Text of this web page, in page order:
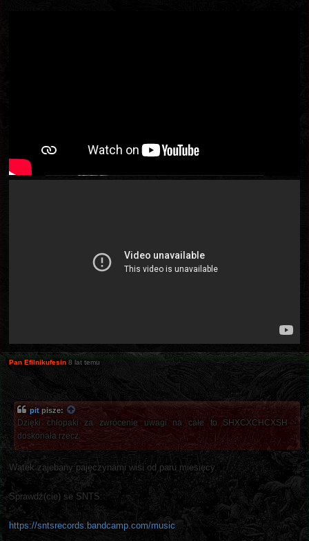
Pan Efilnikufesin 8 lat temu
pitpisze:
Dzięki chłopaki za zwrócenie uwagi na całe to SHXCXCHCXSH -
doskonała rzecz.
Wątek zajebany pajęczynami wisi od paru miesięcy.
Sprawdź(cie) se SNTS:
https://sntsrecords.bandcamp.com/music